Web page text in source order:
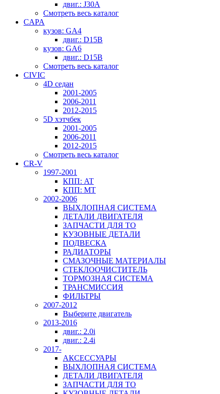
двиг.: J30A
Смотреть весь каталог
CAPA
кузов: GA4
двиг.: D15B
кузов: GA6
двиг.: D15B
Смотреть весь каталог
CIVIC
4D седан
2001-2005
2006-2011
2012-2015
5D хэтчбек
2001-2005
2006-2011
2012-2015
Смотреть весь каталог
CR-V
1997-2001
КПП: AT
КПП: MT
2002-2006
ВЫХЛОПНАЯ СИСТЕМА
ДЕТАЛИ ДВИГАТЕЛЯ
ЗАПЧАСТИ ДЛЯ ТО
КУЗОВНЫЕ ДЕТАЛИ
ПОДВЕСКА
РАДИАТОРЫ
СМАЗОЧНЫЕ МАТЕРИАЛЫ
СТЕКЛООЧИСТИТЕЛЬ
ТОРМОЗНАЯ СИСТЕМА
ТРАНСМИССИЯ
ФИЛЬТРЫ
2007-2012
Выберите двигатель
2013-2016
двиг.: 2.0i
двиг.: 2.4i
2017-
АКСЕССУАРЫ
ВЫХЛОПНАЯ СИСТЕМА
ДЕТАЛИ ДВИГАТЕЛЯ
ЗАПЧАСТИ ДЛЯ ТО